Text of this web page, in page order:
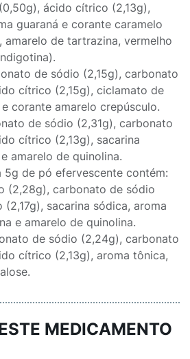
ácido cítrico (2,13g),
guaraná e corante caramelo
amarelo de tartrazina, vermelho
de sódio (2,15g), carbonato
cítrico (2,15g), ciclamato de
corante amarelo crepúsculo.
de sódio (2,31g), carbonato
cítrico (2,13g), sacarina
amarelo de quinolina.
5g de pó efervescente contém:
(2,28g), carbonato de sódio
sacarina sódica, aroma
e amarelo de quinolina.
de sódio (2,24g), carbonato
cítrico (2,13g), aroma tônica,
MEDICAMENTO